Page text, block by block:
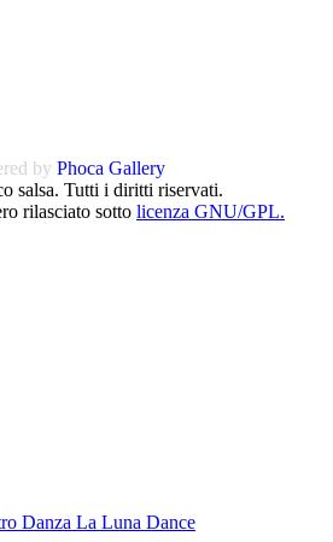
by Phoca Gallery
salsa. Tutti i diritti riservati.
rilasciato sotto licenza GNU/GPL.
Danza La Luna Dance